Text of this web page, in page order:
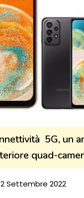
5G, un
quad-
2 Settembre 2022